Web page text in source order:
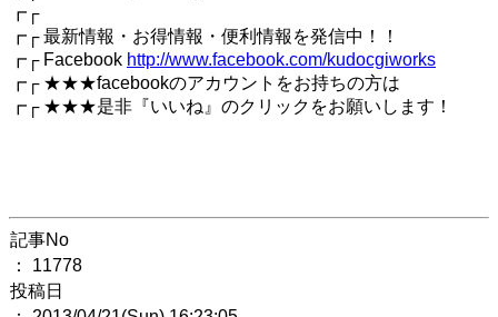
┏┌
┏┌ 最新情報・お得情報・便利情報を発信中！！
┏┌ Facebook http://www.facebook.com/kudocgiworks
┏┌ ★★★facebookのアカウントをお持ちの方は
┏┌ ★★★是非『いいね』のクリックをお願いします！
記事No
： 11778
投稿日